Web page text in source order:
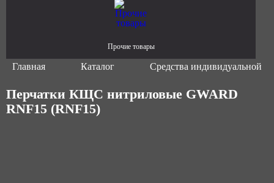
Прочие товары
Главная Каталог Средства индивидуальной
Перчатки КЩС нитриловые GWARD
RNF15 (RNF15)